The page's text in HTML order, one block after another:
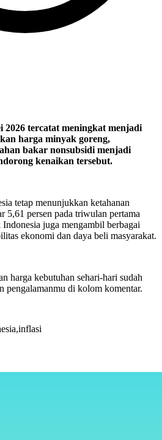
2026 tercatat meningkat menjadi
harga minyak goreng,
bakar nonsubsidi menjadi
kenaikan tersebut.
tetap menunjukkan ketahanan
5,61 persen pada triwulan pertama
juga mengambil berbagai
ekonomi dan daya beli masyarakat.
harga kebutuhan sehari-hari sudah
pengalamanmu di kolom komentar.